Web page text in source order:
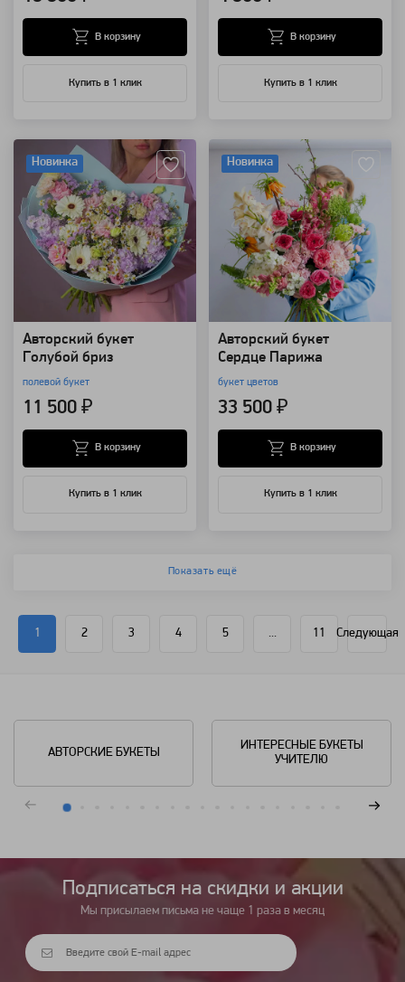
Купить в 1 клик
В корзину
Купить в 1 клик
В корзину
Новинка
Авторский букет
Голубой бриз
полевой букет
11 500 ₽
Купить в 1 клик
В корзину
Новинка
Авторский букет
Сердце Парижа
букет цветов
33 500 ₽
Купить в 1 клик
В корзину
Показать ещё
1 2 3 4 5 ... 11 Следующая
АВТОРСКИЕ БУКЕТЫ
ИНТЕРЕСНЫЕ БУКЕТЫ
УЧИТЕЛЮ
Подписаться на cкидки и акции
Мы присылаем письма не чаще 1 раза в месяц